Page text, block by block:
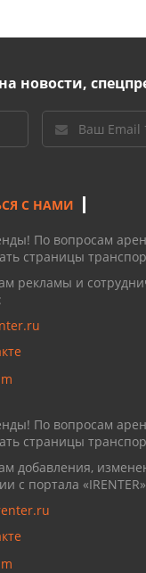
новости,
С НАМИ
По вопросам
страницы
рекламы и
По вопросам
страницы
добавления,
с портала